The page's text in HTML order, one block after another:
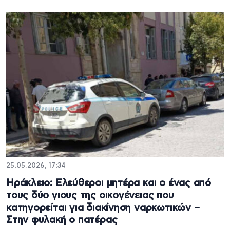
25.05.2026, 17:34
Ηράκλειο: Ελεύθεροι μητέρα και ο ένας από
τους δύο γιους της οικογένειας που
κατηγορείται για διακίνηση ναρκωτικών –
Στην φυλακή ο πατέρας